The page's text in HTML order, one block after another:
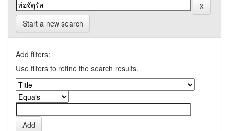
Start a new search
Add filters:
Use filters to refine the search results.